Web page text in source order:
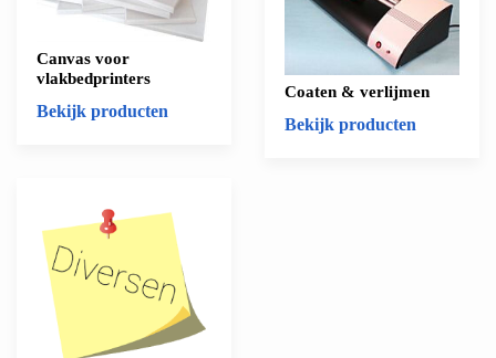
Canvas voor
vlakbedprinters
Bekijk producten
Coaten & verlijmen
Bekijk producten